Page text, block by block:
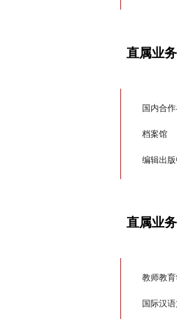
直属业
国内合
档案馆
编辑出
直属业
教师教育
国际汉